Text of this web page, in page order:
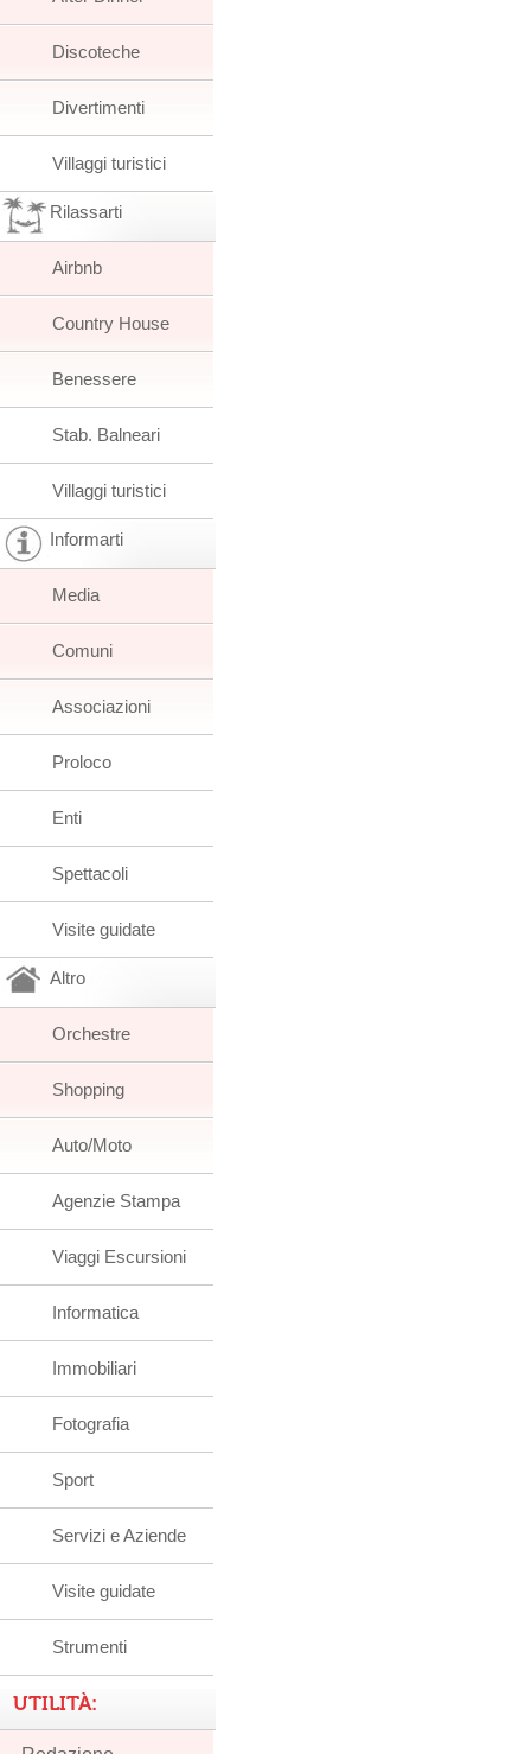
Discoteche
Divertimenti
Villaggi turistici
Rilassarti
Airbnb
Country House
Benessere
Stab. Balneari
Villaggi turistici
Informarti
Media
Comuni
Associazioni
Proloco
Enti
Spettacoli
Visite guidate
Altro
Orchestre
Shopping
Auto/Moto
Agenzie Stampa
Viaggi Escursioni
Informatica
Immobiliari
Fotografia
Sport
Servizi e Aziende
Visite guidate
Strumenti
UTILITÀ: